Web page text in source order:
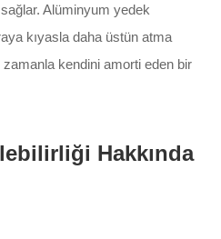
sağlar. Alüminyum yedek
kıyasla daha üstün atma
zamanla kendini amorti eden bir
Hakkında